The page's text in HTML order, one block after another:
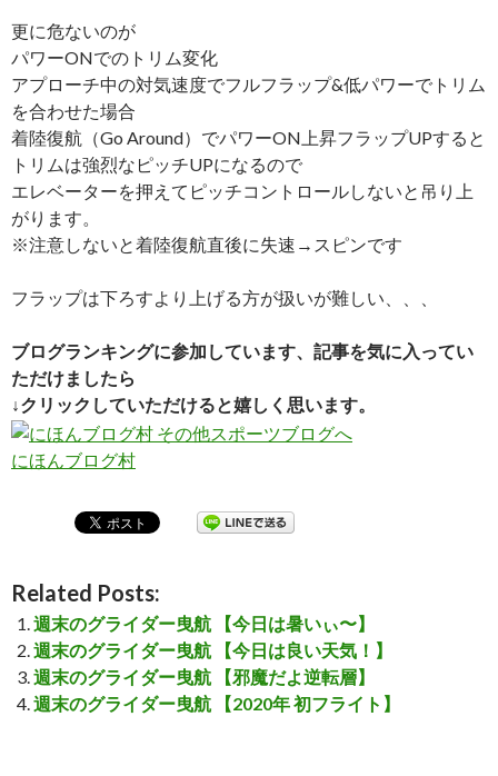
更に危ないのが
パワーONでのトリム変化
アプローチ中の対気速度でフルフラップ&低パワーでトリム
を合わせた場合
着陸復航（Go Around）でパワーON上昇フラップUPすると
トリムは強烈なピッチUPになるので
エレベーターを押えてピッチコントロールしないと吊り上
がります。
※注意しないと着陸復航直後に失速→スピンです
フラップは下ろすより上げる方が扱いが難しい、、、
ブログランキングに参加しています、記事を気に入ってい
ただけましたら
↓クリックしていただけると嬉しく思います。
にほんブログ村
Related Posts:
週末のグライダー曳航 【今日は暑いぃ〜】
週末のグライダー曳航 【今日は良い天気！】
週末のグライダー曳航 【邪魔だよ逆転層】
週末のグライダー曳航 【2020年 初フライト】